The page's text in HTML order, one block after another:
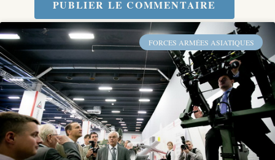
FORCES ARMÉES ASIATIQUES
PUBLIER LE COMMENTAIRE